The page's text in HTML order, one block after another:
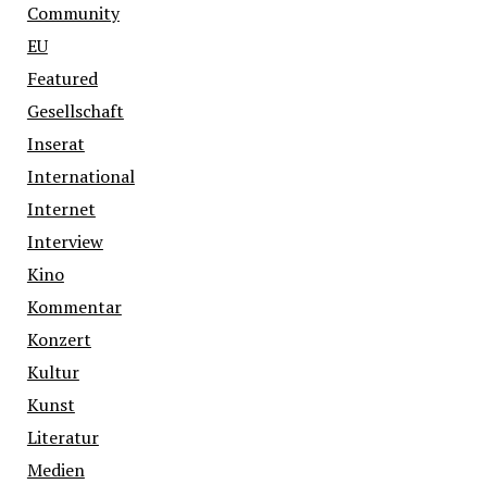
Community
EU
Featured
Gesellschaft
Inserat
International
Internet
Interview
Kino
Kommentar
Konzert
Kultur
Kunst
Literatur
Medien